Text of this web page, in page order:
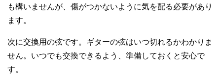
も構いませんが、傷がつかないように気を配る必要があり
ます。
次に交換用の弦です。ギターの弦はいつ切れるかわかりま
せん。いつでも交換できるよう、準備しておくと安心で
す。